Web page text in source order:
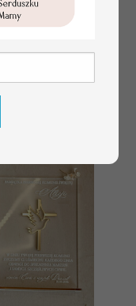
349.00 PLN